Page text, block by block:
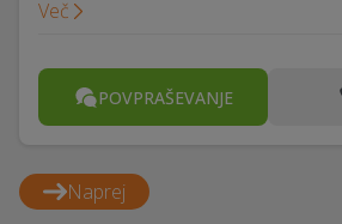
Več
POVPRAŠEVANJE
Naprej